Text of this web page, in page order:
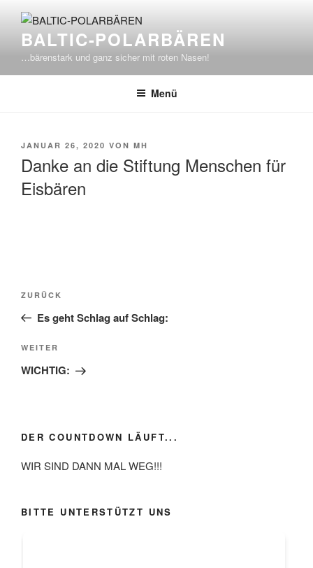
Inhalt
springenBALTIC-POLARBÄREN
…bärenstark und ganz sicher mit roten Nasen!
Menü
VERÖFFENTLICHT
JANUAR 26, 2020 VON MH
Danke an die Stiftung Menschen für
Eisbären
Beitragsnavigation
Vorheriger
Beitrag
ZURÜCK
Es geht Schlag auf Schlag:
Nächster
Beitrag
WEITER
WICHTIG:
DER COUNTDOWN LÄUFT...
WIR SIND DANN MAL WEG!!!
BITTE UNTERSTÜTZT UNS